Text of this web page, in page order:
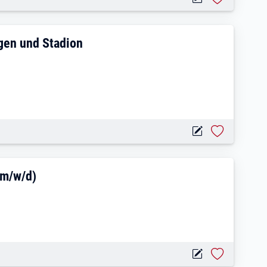
für Veranstaltungen und Stadion
und Stadion
(m/w/d)
w/d)